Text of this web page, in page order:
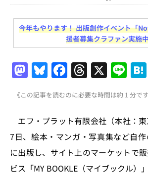
今年もやります！ 出版創作イベント「
援者募集クラファン実施
M
a
st
o
d
o
n
Bl
u
e
s
k
y
F
a
c
e
b
o
o
T
h
re
a
d
s
X Li
n
e
《この記事を読むのに必要な時間は約 1 分で
エフ・プラット有限会社（本社：
7日、絵本・マンガ・写真集など自
に出版し、サイト上のマーケットで
ビス「MY BOOKLE（マイブックル）